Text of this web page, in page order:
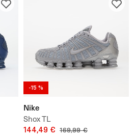
-15 %
Nike
Shox TL
144,49 € 169,99 €